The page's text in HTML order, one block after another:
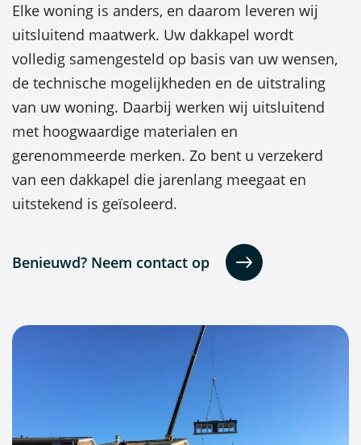
Elke woning is anders, en daarom leveren wij
uitsluitend maatwerk. Uw dakkapel wordt
volledig samengesteld op basis van uw wensen,
de technische mogelijkheden en de uitstraling
van uw woning. Daarbij werken wij uitsluitend
met hoogwaardige materialen en
gerenommeerde merken. Zo bent u verzekerd
van een dakkapel die jarenlang meegaat en
uitstekend is geïsoleerd.
Benieuwd? Neem contact op